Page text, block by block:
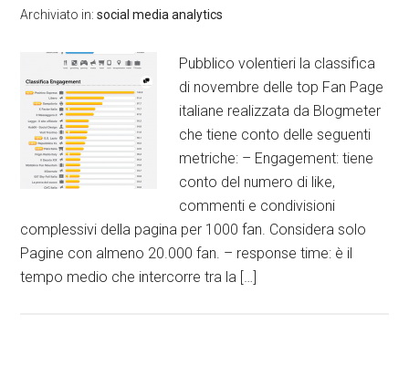
Archiviato in:social media analytics
Pubblico volentieri la classifica
di novembre delle top Fan Page
italiane realizzata da Blogmeter
che tiene conto delle seguenti
metriche: – Engagement: tiene
conto del numero di like,
commenti e condivisioni
complessivi della pagina per 1000 fan. Considera solo
Pagine con almeno 20.000 fan. – response time: è il
tempo medio che intercorre tra la […]